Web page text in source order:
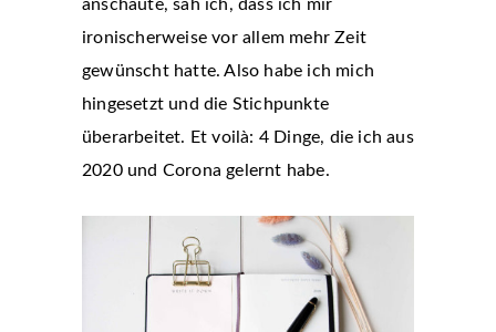
anschaute, sah ich, dass ich mir
ironischerweise vor allem mehr Zeit
gewünscht hatte. Also habe ich mich
hingesetzt und die Stichpunkte
überarbeitet. Et voilà: 4 Dinge, die ich aus
2020 und Corona gelernt habe.